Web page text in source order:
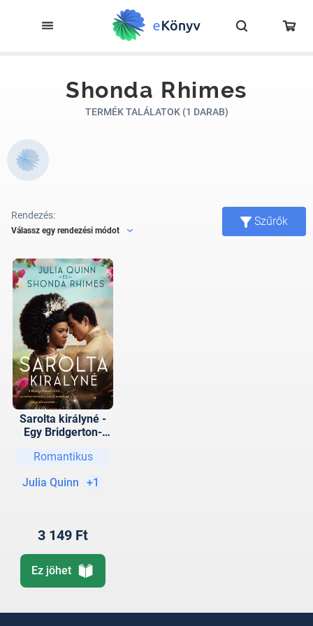
Shonda Rhimes
TERMÉK TALÁLATOK (1 DARAB)
Rendezés:
Válassz egy rendezési módot
Szűrők
Sarolta királyné -
Egy Bridgerton-
Romantikus
Julia Quinn
+1
3 149 Ft
Ez jöhet